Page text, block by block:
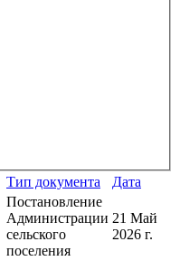
Тип документа
Дата
Постановление
Администрации
сельского
поселения
21 Май
2026 г.